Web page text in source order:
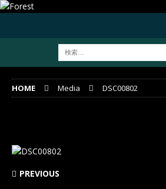
HOME Media DSC00802
PREVIOUS